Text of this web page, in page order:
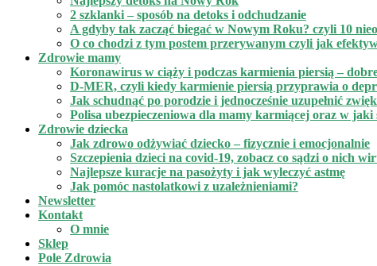
2 szklanki – sposób na detoks i odchudzanie
A gdyby tak zacząć biegać w Nowym Roku? czyli 10
O co chodzi z tym postem przerywanym czyli jak
Zdrowie mamy
Koronawirus w ciąży i podczas karmienia piersią –
D-MER, czyli kiedy karmienie piersią przyprawia o
Jak schudnąć po porodzie i jednocześnie uzupełnić
Polisa ubezpieczeniowa dla mamy karmiącej oraz w
Zdrowie dziecka
Jak zdrowo odżywiać dziecko – fizycznie i emocjonalnie
Szczepienia dzieci na covid-19, zobacz co sądzi o nich
Najlepsze kuracje na pasożyty i jak wyleczyć astmę
Jak pomóc nastolatkowi z uzależnieniami?
Newsletter
Kontakt
O mnie
Sklep
Pole Zdrowia